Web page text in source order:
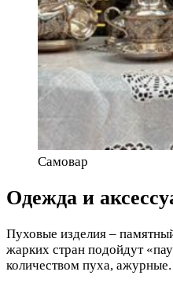
Самовар
Одежда и
Пуховые изделия –
жарких стран подойдут
количеством пуха, ажурные.